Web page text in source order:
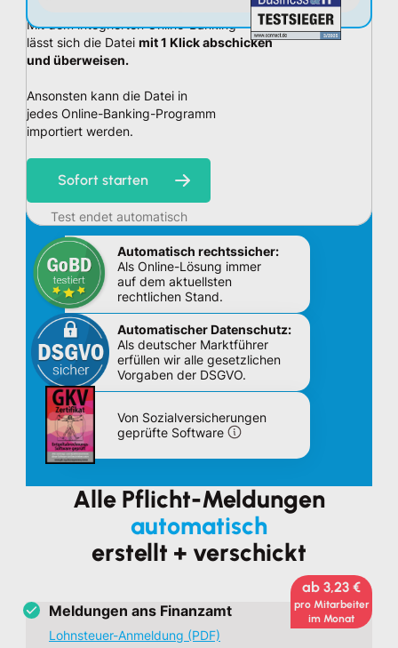
Mit dem integrierten Online-Banking
lässt sich die Datei mit 1 Klick abschicken
und überweisen.
Ansonsten kann die Datei in
jedes Online-Banking-Programm
importiert werden.
Sofort starten
Test endet automatisch
Automatisch rechtssicher:
Als Online-Lösung immer
auf dem aktuellsten
rechtlichen Stand.
Automatischer Datenschutz:
Als deutscher Marktführer
erfüllen wir alle gesetzlichen
Vorgaben der DSGVO.
Von Sozialversicherungen
geprüfte Software
Alle Pflicht-Meldungen
automatisch
erstellt + verschickt
ab 3,23 €
pro Mitarbeiter
im Monat
Meldungen ans Finanzamt
Lohnsteuer-Anmeldung (PDF)